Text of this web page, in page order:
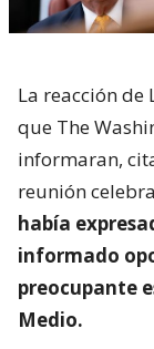
La reacción de
que The
informaran,
reunión
había
informado
preocupante
Medio.